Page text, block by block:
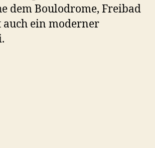
dem Boulodrome, Freibad
ein moderner